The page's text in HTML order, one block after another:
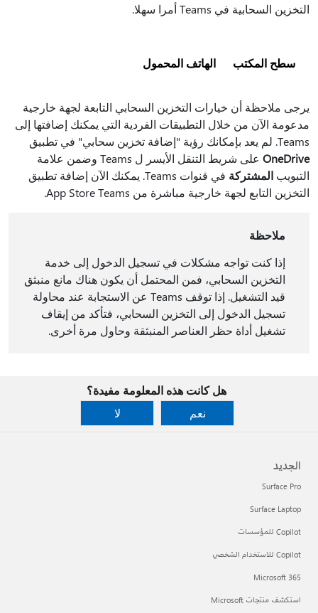
التخزين السحابية في Teams أمرا سهلا.
سطح المكتب الهاتف المحمول
يرجى ملاحظة أن خيارات التخزين السحابي التابعة لجهة خارجية
مدعومة الآن من خلال التطبيقات الفردية التي يمكنك إضافتها إلى
Teams. لم يعد بإمكانك رؤية "إضافة تخزين سحابي" في تطبيق
OneDrive
على شريط التنقل الأيسر ل Teams وضمن علامة
التبويب المشتركة
في قنوات Teams. يمكنك الآن إضافة تطبيق
التخزين التابع لجهة خارجية مباشرة من App Store Teams.
ملاحظة
إذا كنت تواجه مشكلات في تسجيل الدخول إلى خدمة
التخزين السحابي، فمن المحتمل أن يكون هناك مانع منبثق
قيد التشغيل. إذا توقف Teams عن الاستجابة عند محاولة
تسجيل الدخول إلى التخزين السحابي، فتأكد من إيقاف
تشغيل أداة حظر العناصر المنبثقة وحاول مرة أخرى.
هل كانت هذه المعلومة مفيدة؟
نعم
لا
الجديد
Surface Pro
Surface Laptop
Copilot للمؤسسات
Copilot للاستخدام الشخصي
Microsoft 365
استكشف منتجات Microsoft